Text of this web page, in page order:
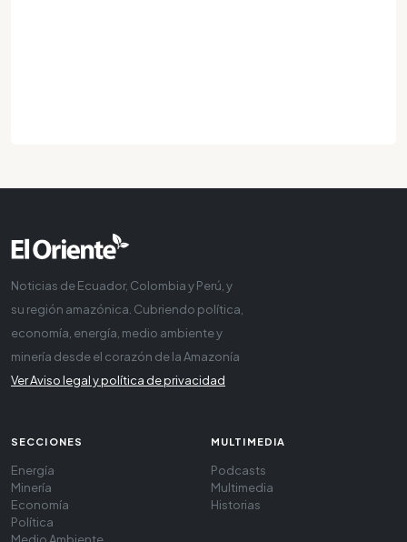
Noticias de Ecuador, Colombia y Perú, y
su región amazónica. Cubriendo política,
economía, energía, medio ambiente y
minería desde el corazón de la Amazonía
Ver Aviso legal y política de privacidad
SECCIONES
Energía
Minería
Economía
Política
MULTIMEDIA
Podcasts
Multimedia
Historias